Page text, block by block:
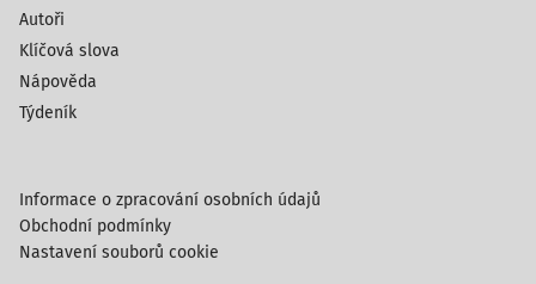
Autoři
Klíčová slova
Nápověda
Týdeník
Informace o zpracování osobních údajů
Obchodní podmínky
Nastavení souborů cookie